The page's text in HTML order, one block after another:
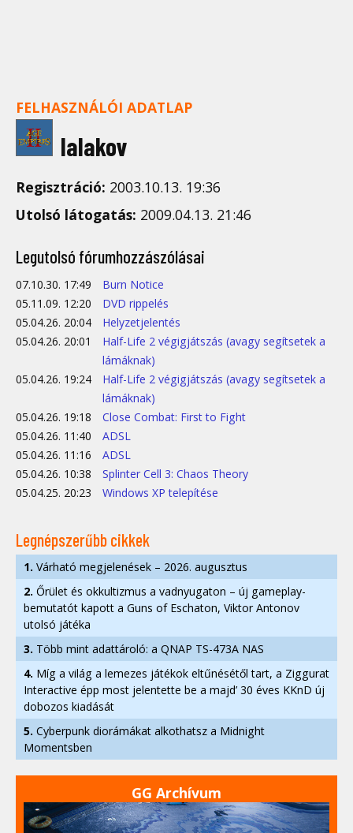
FELHASZNÁLÓI ADATLAP
lalakov
Regisztráció: 2003.10.13. 19:36
Utolsó látogatás: 2009.04.13. 21:46
Legutolsó fórumhozzászólásai
07.10.30. 17:49
Burn Notice
05.11.09. 12:20
DVD rippelés
05.04.26. 20:04
Helyzetjelentés
05.04.26. 20:01
Half-Life 2 végigjátszás (avagy segítsetek a
lámáknak)
05.04.26. 19:24
Half-Life 2 végigjátszás (avagy segítsetek a
lámáknak)
05.04.26. 19:18
Close Combat: First to Fight
05.04.26. 11:40
ADSL
05.04.26. 11:16
ADSL
05.04.26. 10:38
Splinter Cell 3: Chaos Theory
05.04.25. 20:23
Windows XP telepítése
Legnépszerűbb cikkek
1. Várható megjelenések – 2026. augusztus
2. Őrület és okkultizmus a vadnyugaton – új gameplay-
bemutatót kapott a Guns of Eschaton, Viktor Antonov
utolsó játéka
3. Több mint adattároló: a QNAP TS-473A NAS
4. Míg a világ a lemezes játékok eltűnésétől tart, a Ziggurat
Interactive épp most jelentette be a majd’ 30 éves KKnD új
dobozos kiadását
5. Cyberpunk diorámákat alkothatsz a Midnight
Momentsben
GG Archívum